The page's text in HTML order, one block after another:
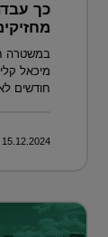
כך
במשטרה
חודשים
15.12.2024